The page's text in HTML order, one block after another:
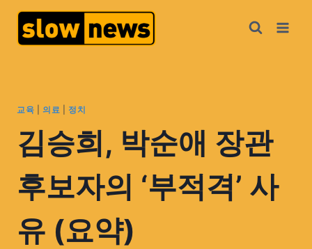
교육 의료 정치
김승희, 박순애 장관
후보자의 ‘부적격’ 사
유 (요약)